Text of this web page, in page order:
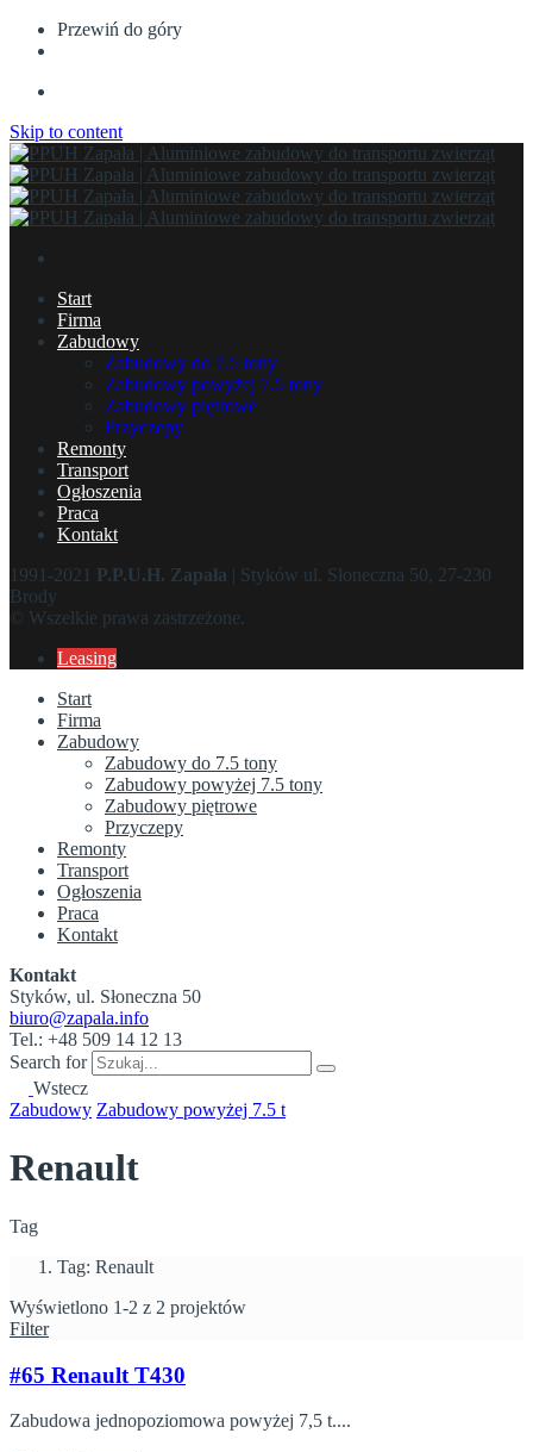
Przewiń do góry
Skip to content
Start
Firma
Zabudowy
Zabudowy do 7.5 tony
Zabudowy powyżej 7.5 tony
Zabudowy piętrowe
Przyczepy
Remonty
Transport
Ogłoszenia
Praca
Kontakt
1991-2021 P.P.U.H. Zapała | Styków ul. Słoneczna 50, 27-230
Brody
© Wszelkie prawa zastrzeżone.
Leasing
Start
Firma
Zabudowy
Zabudowy do 7.5 tony
Zabudowy powyżej 7.5 tony
Zabudowy piętrowe
Przyczepy
Remonty
Transport
Ogłoszenia
Praca
Kontakt
Kontakt
Styków, ul. Słoneczna 50
biuro@zapala.info
Tel.: +48 509 14 12 13
Search for
Wstecz
Zabudowy Zabudowy powyżej 7.5 t
Renault
Tag
Tag: Renault
Wyświetlono 1-2 z 2 projektów
Filter
#65 Renault T430
Zabudowa jednopoziomowa powyżej 7,5 t....